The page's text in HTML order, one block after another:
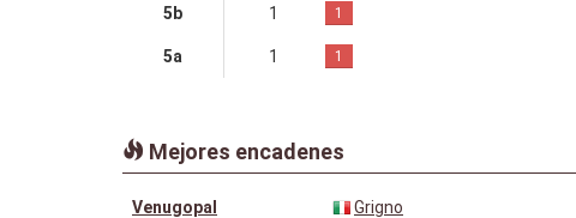
5b 1 1
5a 1 1
Mejores encadenes
Venugopal Grigno